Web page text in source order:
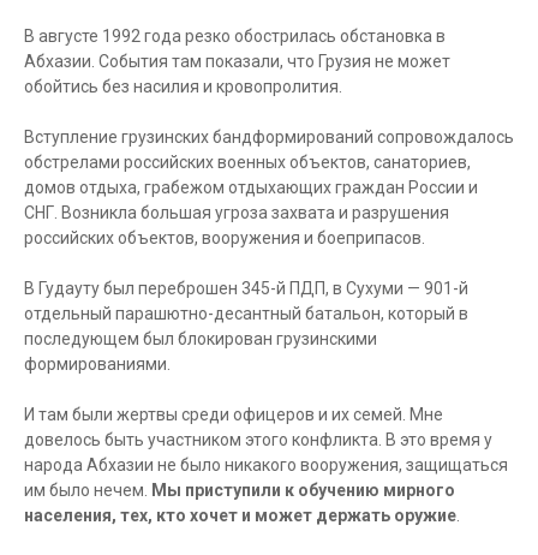
В августе 1992 года резко обострилась обстановка в
Абхазии. События там показали, что Грузия не может
обойтись без насилия и кровопролития.
Вступление грузинских бандформирований сопровождалось
обстрелами российских военных объектов, санаториев,
домов отдыха, грабежом отдыхающих граждан России и
СНГ. Возникла большая угроза захвата и разрушения
российских объектов, вооружения и боеприпасов.
В Гудауту был переброшен 345-й ПДП, в Сухуми — 901-й
отдельный парашютно-десантный батальон, который в
последующем был блокирован грузинскими
формированиями.
И там были жертвы среди офицеров и их семей. Мне
довелось быть участником этого конфликта. В это время у
народа Абхазии не было никакого вооружения, защищаться
им было нечем. Мы приступили к обучению мирного
населения, тех, кто хочет и может держать оружие.